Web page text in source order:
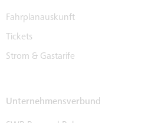
Fahrplanauskunft
Tickets
Strom & Gastarife
Unternehmensverbund